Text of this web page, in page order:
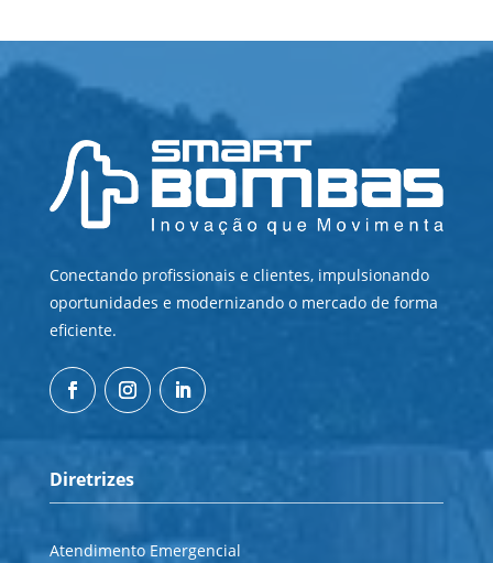
Conectando profissionais e clientes, impulsionando
oportunidades e modernizando o mercado de forma
eficiente.
Diretrizes
Atendimento Emergencial